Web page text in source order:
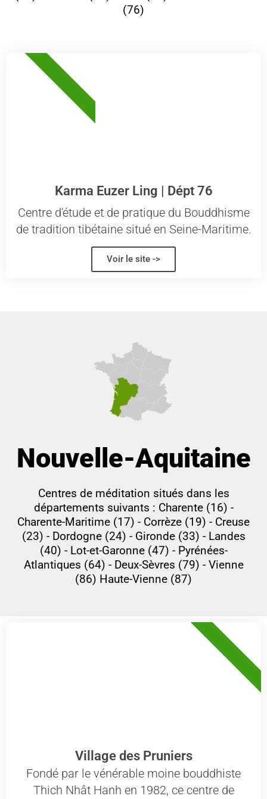
(76)
Karma Euzer Ling | Dépt 76
Centre d'étude et de pratique du Bouddhisme
de tradition tibétaine situé en Seine-Maritime.
Voir le site ->
76 - SEINE-MARITIME
Nouvelle-Aquitaine
Centres de méditation situés dans les
départements suivants : Charente (16) -
Charente-Maritime (17) - Corrèze (19) - Creuse
(23) - Dordogne (24) - Gironde (33) - Landes
(40) - Lot-et-Garonne (47) - Pyrénées-
Atlantiques (64) - Deux-Sèvres (79) - Vienne
(86) Haute-Vienne (87)
Village des Pruniers
Fondé par le vénérable moine bouddhiste
Thich Nhât Hanh en 1982, ce centre de
47 - LOT-ET-GARONNE